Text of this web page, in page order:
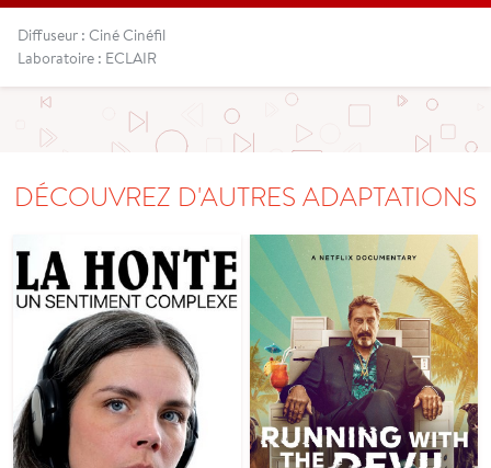
Diffuseur : Ciné Cinéfil
Laboratoire : ECLAIR
DÉCOUVREZ D'AUTRES ADAPTATIONS